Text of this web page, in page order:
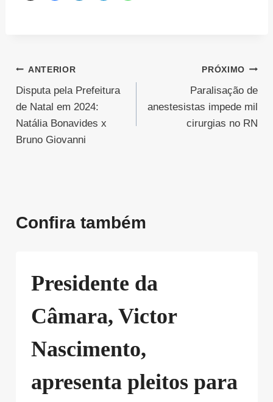
Navegação
de
Post
ANTERIOR
Disputa pela Prefeitura
de Natal em 2024:
Natália Bonavides x
Bruno Giovanni
PRÓXIMO
Paralisação de
anestesistas impede mil
cirurgias no RN
Confira também
Presidente da
Câmara, Victor
Nascimento,
apresenta pleitos para